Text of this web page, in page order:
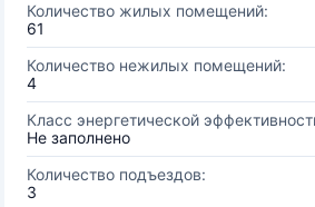
Количество жилых помещений:
61
Количество нежилых помещений:
4
Класс энергетической
Не заполнено
Количество подъездов:
3